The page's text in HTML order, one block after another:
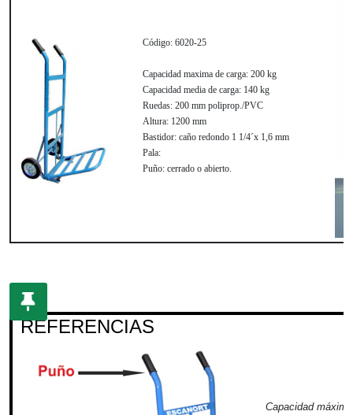
Código: 6020-25
Capacidad maxima de carga: 200 kg
Capacidad media de carga: 140 kg
Ruedas: 200 mm poliprop./PVC
Altura: 1200 mm
Bastidor: caño redondo 1 1/4´x 1,6 mm
Pala:
Puño: cerrado o abierto.
REFERENCIAS
Capacidad